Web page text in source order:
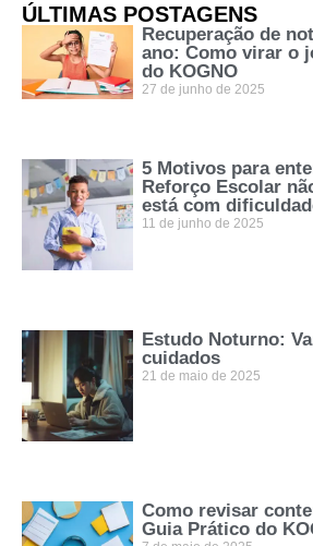
ÚLTIMAS POSTAGENS
Recuperação de
ano: Como virar o
do KOGNO
27 de junho de 2025
5 Motivos para
Reforço Escolar
está com
11 de junho de 2025
Estudo Noturno:
cuidados
21 de maio de 2025
Como revisar
Guia Prático do